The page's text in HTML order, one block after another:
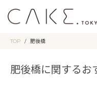
TOP 肥後橋
肥後橋に関するお